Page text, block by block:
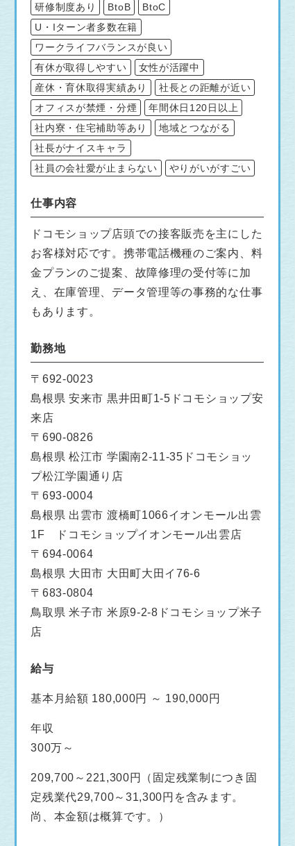
研修制度あり
BtoB
BtoC
U・Iターン者多数在籍
ワークライフバランスが良い
有休が取得しやすい
女性が活躍中
産休・育休取得実績あり
社長との距離が近い
オフィスが禁煙・分煙
年間休日120日以上
社内寮・住宅補助等あり
地域とつながる
社長がナイスキャラ
社員の会社愛が止まらない
やりがいがすごい
仕事内容
ドコモショップ店頭での接客販売を主にした
お客様対応です。携帯電話機種のご案内、料
金プランのご提案、故障修理の受付等に加
え、在庫管理、データ管理等の事務的な仕事
もあります。
勤務地
〒692-0023
島根県 安来市 黒井田町1-5ドコモショップ安
来店
〒690-0826
島根県 松江市 学園南2-11-35ドコモショッ
プ松江学園通り店
〒693-0004
島根県 出雲市 渡橋町1066イオンモール出雲
1F ドコモショップイオンモール出雲店
〒694-0064
島根県 大田市 大田町大田イ76-6
〒683-0804
鳥取県 米子市 米原9-2-8ドコモショップ米子
店
給与
基本月給額 180,000円 ～ 190,000円
年収
300万～
209,700～221,300円（固定残業制につき固
定残業代29,700～31,300円を含みます。
尚、本金額は概算です。）